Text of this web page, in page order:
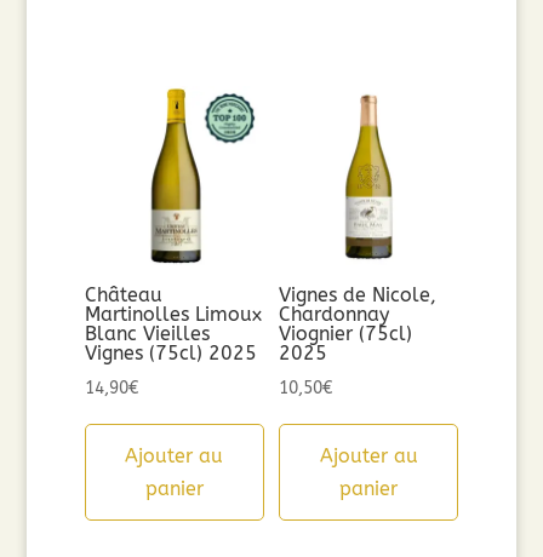
Château
Martinolles Limoux
Blanc Vieilles
Vignes (75cl) 2025
14,90€
Ajouter au
panier
Vignes de Nicole,
Chardonnay
Viognier (75cl)
2025
10,50€
Ajouter au
panier